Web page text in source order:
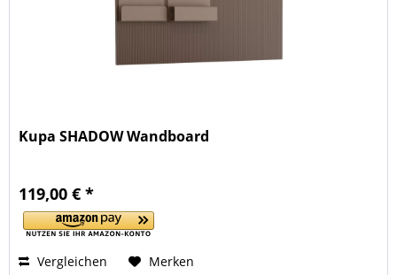
Kupa SHADOW Wandboard
119,00 € *
Vergleichen Merken